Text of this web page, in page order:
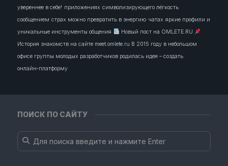
ПОИСК ПО САЙТУ
увереннее в себе! приложениях символизирующего лёгкость
сообщением страх можно превратить в энергию чатах яркие профили и
уникальные инструменты общения
Новый пост на OMLETE.RU
История знакомств на сайте meet.omlete.ru В 2015 году в небольшом
офисе группы молодых разработчиков родилась идея – создать
онлайн‑платформу